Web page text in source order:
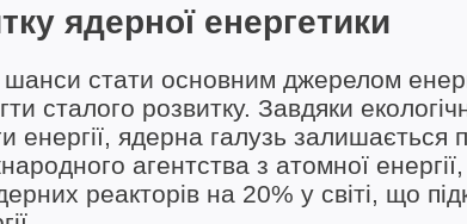
ядерної енергетики
стати основним джерелом
сталого розвитку. Завдяки
енергії, ядерна галузь залишається
агентства з атомної
реакторів на 20% у світі, що